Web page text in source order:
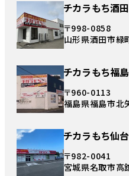
チカラもち酒
〒998-0858
山形県酒田市緑
チカラもち福
〒960-0113
福島県福島市北
チカラもち仙
〒982-0041
宮城県名取市